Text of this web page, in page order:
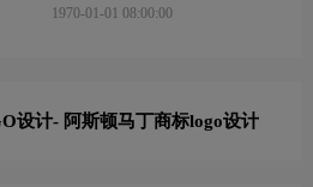
1970-01-01 08:00:00
设计- 阿斯顿马丁商标logo设计